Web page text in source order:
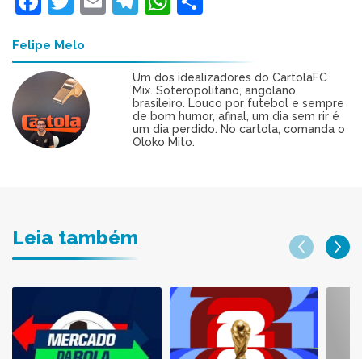
Felipe Melo
Um dos idealizadores do CartolaFC
Mix. Soteropolitano, angolano,
brasileiro. Louco por futebol e sempre
de bom humor, afinal, um dia sem rir é
um dia perdido. No cartola, comanda o
Oloko Mito.
Leia também